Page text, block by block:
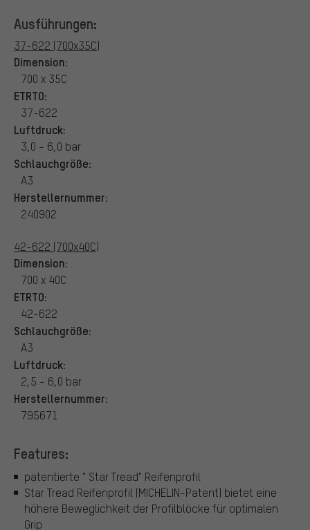
Ausführungen:
37-622 (700x35C)
Dimension:
700 x 35C
ETRTO:
37-622
Luftdruck:
3,0 - 6,0 bar
Schlauchgröße:
A3
Herstellernummer:
240902
42-622 (700x40C)
Dimension:
700 x 40C
ETRTO:
42-622
Schlauchgröße:
A3
Luftdruck:
2,5 - 6,0 bar
Herstellernummer:
795671
Features:
patentierte " Star Tread" Reifenprofil
Star Tread Reifenprofil (MICHELIN-Patent) bietet eine
höhere Beweglichkeit der Profilblöcke für optimalen
Grip